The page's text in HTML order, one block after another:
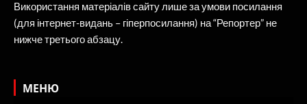
Використання матеріалів сайту лише за умови посилання
(для інтернет-видань – гіперпосилання) на “Репортер” не
нижче третього абзацу.
МЕНЮ